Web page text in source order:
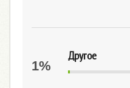
Другое
1%